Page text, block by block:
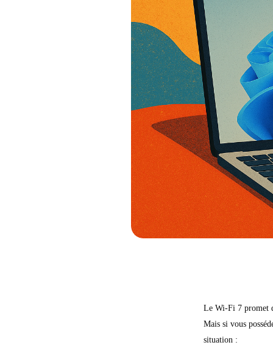
Le Wi-Fi 7 promet
Mais si vous
situation :